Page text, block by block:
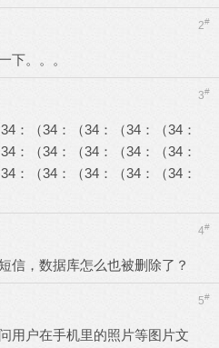
2#
下。。。
3#
：（34：（34：（34：（34：
：（34：（34：（34：（34：
：（34：（34：（34：（34：
4#
信，数据库怎么也被删除了？
5#
用户在手机里的照片等图片文